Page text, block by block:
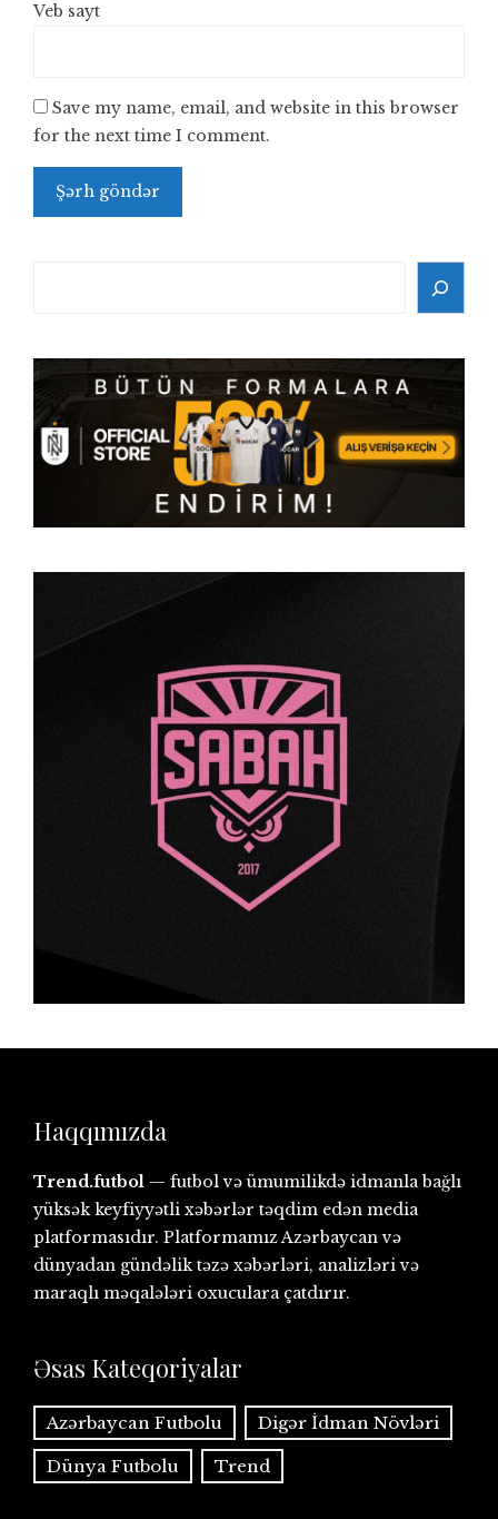
Veb sayt
Save my name, email, and website in this browser
for the next time I comment.
Haqqımızda
Trend.futbol — futbol və ümumilikdə idmanla bağlı
yüksək keyfiyyətli xəbərlər təqdim edən media
platformasıdır. Platformamız Azərbaycan və
dünyadan gündəlik təzə xəbərləri, analizləri və
maraqlı məqalələri oxuculara çatdırır.
Əsas Kateqoriyalar
Azərbaycan Futbolu Digər İdman Növləri
Dünya Futbolu Trend